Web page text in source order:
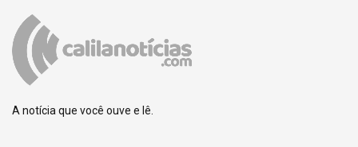
A notícia que você ouve e lê.